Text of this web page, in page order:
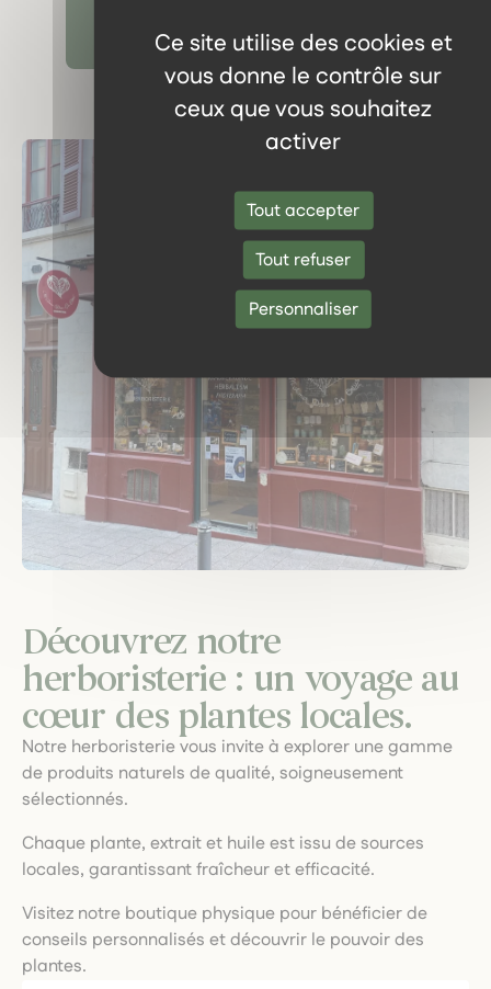
Ce site utilise des cookies et
vous donne le contrôle sur
ceux que vous souhaitez
activer
Tout accepter
Tout refuser
Personnaliser
Découvrez notre
herboristerie : un voyage au
cœur des plantes locales.
Notre herboristerie vous invite à explorer une gamme
de produits naturels de qualité, soigneusement
sélectionnés.
Chaque plante, extrait et huile est issu de sources
locales, garantissant fraîcheur et efficacité.
Visitez notre boutique physique pour bénéficier de
conseils personnalisés et découvrir le pouvoir des
plantes.